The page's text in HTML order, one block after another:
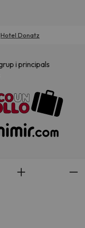
Hotel Donatz
i principals